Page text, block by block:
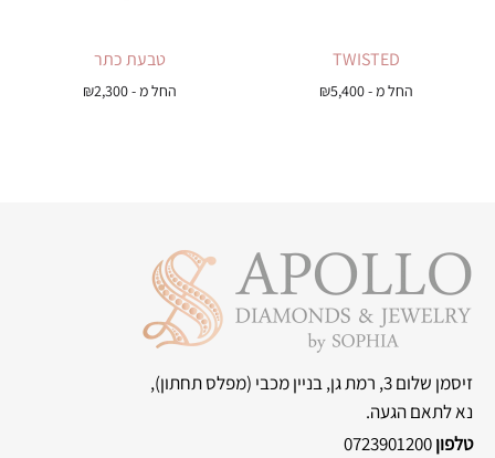
TWISTED
החל מ - ₪5,400
טבעת כתר
החל מ - ₪2,300
זיסמן שלום 3, רמת גן, בניין מכבי
(מפלס תחתון),
נא לתאם הגעה.
טלפון0723901200